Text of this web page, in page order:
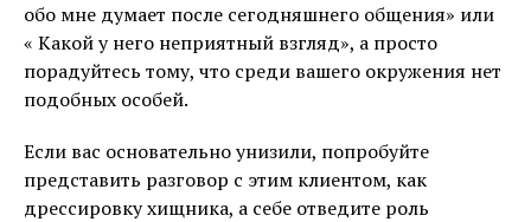
обо мне думает после сегодняшнего общения» или
« Какой у него неприятный взгляд», а просто
порадуйтесь тому, что среди вашего окружения нет
подобных особей.
Если вас основательно унизили, попробуйте
представить разговор с этим клиентом, как
дрессировку хищника, а себе отведите роль